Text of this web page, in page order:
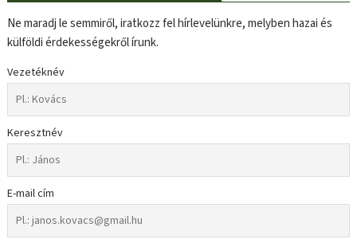
Ne maradj le semmiről, iratkozz fel hírlevelünkre, melyben hazai és
külföldi érdekességekről írunk.
Vezetéknév
Keresztnév
E-mail cím